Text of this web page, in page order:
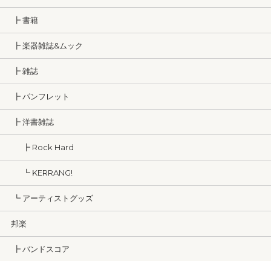
┣ 書籍
┣ 楽器雑誌&ムック
┣ 雑誌
┣ パンフレット
┣ 洋書雑誌
┣ Rock Hard
┗ KERRANG!
┗ アーティストグッズ
邦楽
┣ バンドスコア